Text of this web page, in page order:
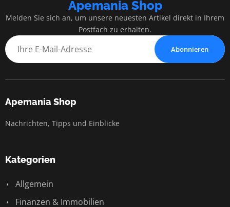
Apemania Shop
Melden Sie sich an, um unsere neuesten Artikel direkt in Ihrem
Postfach zu erhalten.
Abonnieren
Apemania Shop
Nachrichten, Tipps und Einblicke
Kategorien
Allgemein
Finanzen & Immobilien